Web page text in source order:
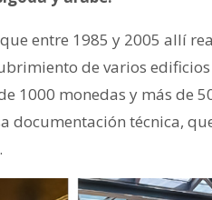
entre 1985 y 2005 allí
de varios
1000 monedas y más de
documentación técnica,